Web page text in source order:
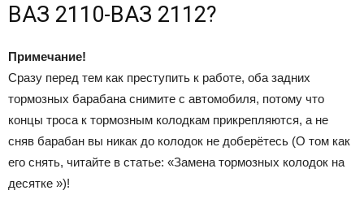
ВАЗ 2110-ВАЗ 2112?
Примечание!
Сразу перед тем как преступить к работе, оба задних
тормозных барабана снимите с автомобиля, потому что
концы троса к тормозным колодкам прикрепляются, а не
сняв барабан вы никак до колодок не доберётесь (О том как
его снять, читайте в статье: «Замена тормозных колодок на
десятке »)!